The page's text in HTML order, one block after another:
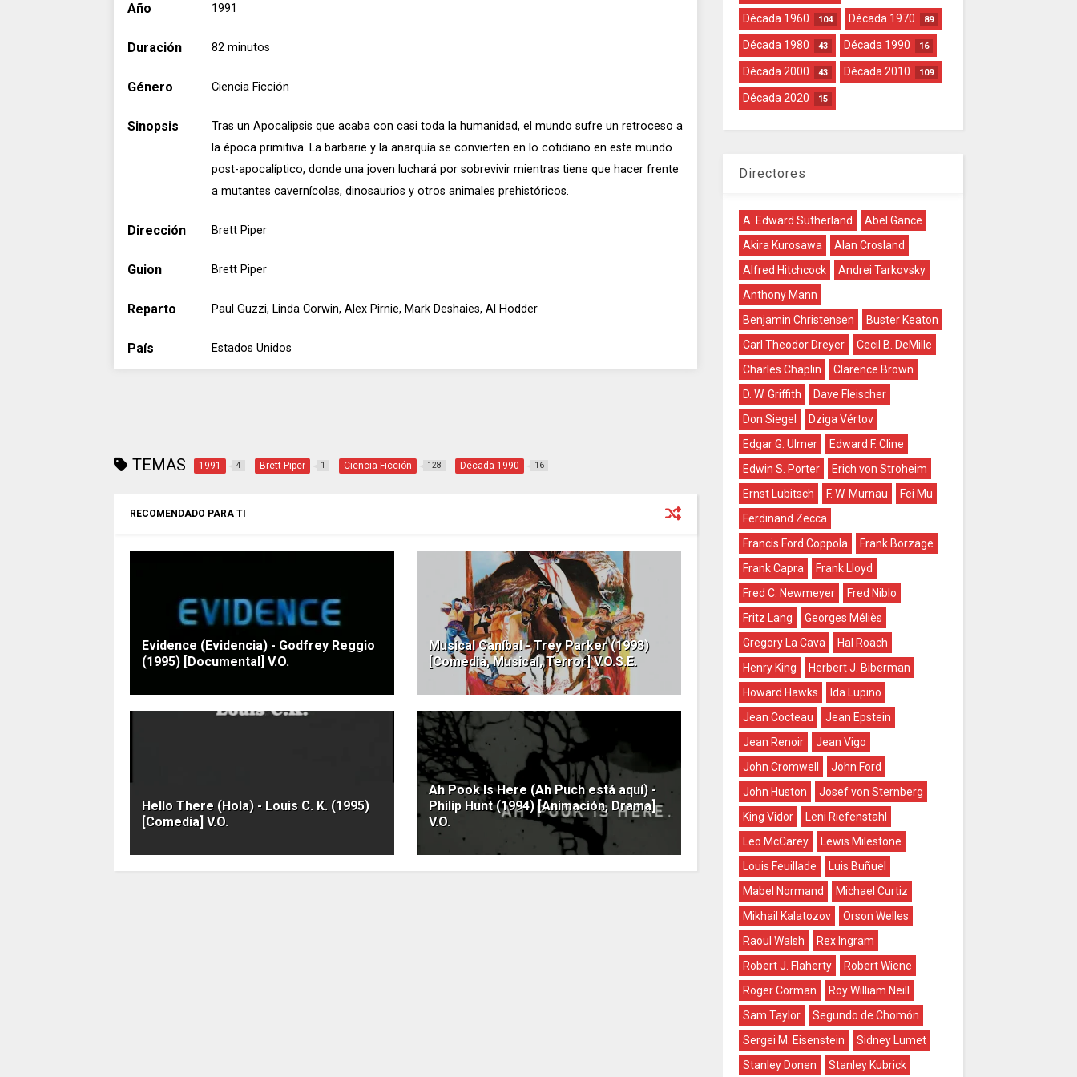
Año 1991
Duración 82 minutos
Género Ciencia Ficción
Sinopsis
Tras un Apocalipsis que acaba con casi toda la humanidad, el mundo sufre un retroceso a
la época primitiva. La barbarie y la anarquía se convierten en lo cotidiano en este mundo
post-apocalíptico, donde una joven luchará por sobrevivir mientras tiene que hacer frente
a mutantes cavernícolas, dinosaurios y otros animales prehistóricos.
Dirección Brett Piper
Guion Brett Piper
Reparto Paul Guzzi, Linda Corwin, Alex Pirnie, Mark Deshaies, Al Hodder
País Estados Unidos
TEMAS 1991 4 Brett Piper 1 Ciencia Ficción 128 Década 1990 16
RECOMENDADO PARA TI
Evidence (Evidencia) - Godfrey Reggio
(1995) [Documental] V.O.
Musical Caníbal - Trey Parker (1993)
[Comedia, Musical, Terror] V.O.S.E.
Hello There (Hola) - Louis C. K. (1995)
[Comedia] V.O.
Ah Pook Is Here (Ah Puch está aquí) -
Philip Hunt (1994) [Animación, Drama]
V.O.
Década 1960 104 Década 1970 89
Década 1980 43 Década 1990 16
Década 2000 43 Década 2010 109
Década 2020 15
Directores
A. Edward Sutherland
Abel Gance
Akira Kurosawa
Alan Crosland
Alfred Hitchcock
Andrei Tarkovsky
Anthony Mann
Benjamin Christensen
Buster Keaton
Carl Theodor Dreyer
Cecil B. DeMille
Charles Chaplin
Clarence Brown
D. W. Griffith
Dave Fleischer
Don Siegel
Dziga Vértov
Edgar G. Ulmer
Edward F. Cline
Edwin S. Porter
Erich von Stroheim
Ernst Lubitsch
F. W. Murnau
Fei Mu
Ferdinand Zecca
Francis Ford Coppola
Frank Borzage
Frank Capra
Frank Lloyd
Fred C. Newmeyer
Fred Niblo
Fritz Lang
Georges Méliès
Gregory La Cava
Hal Roach
Henry King
Herbert J. Biberman
Howard Hawks
Ida Lupino
Jean Cocteau
Jean Epstein
Jean Renoir
Jean Vigo
John Cromwell
John Ford
John Huston
Josef von Sternberg
King Vidor
Leni Riefenstahl
Leo McCarey
Lewis Milestone
Louis Feuillade
Luis Buñuel
Mabel Normand
Michael Curtiz
Mikhail Kalatozov
Orson Welles
Raoul Walsh
Rex Ingram
Robert J. Flaherty
Robert Wiene
Roger Corman
Roy William Neill
Sam Taylor
Segundo de Chomón
Sergei M. Eisenstein
Sidney Lumet
Stanley Donen
Stanley Kubrick